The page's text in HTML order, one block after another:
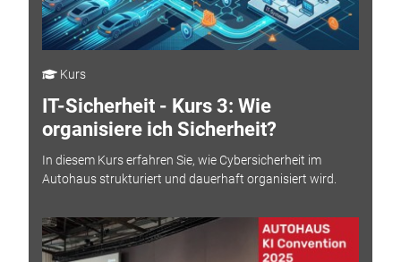
Kurs
IT-Sicherheit - Kurs 3: Wie
organisiere ich Sicherheit?
In diesem Kurs erfahren Sie, wie Cybersicherheit im
Autohaus strukturiert und dauerhaft organisiert wird.